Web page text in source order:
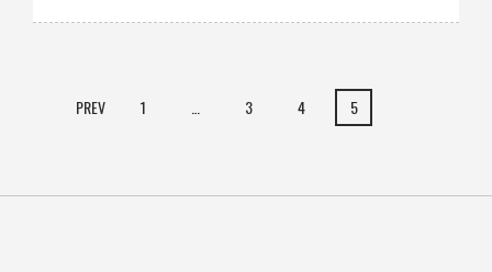
PREV 1 3 4 5